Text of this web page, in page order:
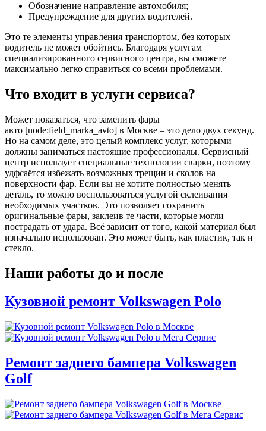
Обозначение направление автомобиля;
Предупреждение для других водителей.
Это те элементы управления транспортом, без которых
водитель не может обойтись. Благодаря услугам
специализированного сервисного центра, вы сможете
максимально легко справиться со всеми проблемами.
Что входит в услуги сервиса?
Может показаться, что заменить фары
авто [node:field_marka_avto] в Москве – это дело двух секунд.
Но на самом деле, это целый комплекс услуг, которыми
должны заниматься настоящие профессионалы. Сервисный
центр использует специальные технологии сварки, поэтому
удфсаётся избежать возможных трещин и сколов на
поверхности фар. Если вы не хотите полностью менять
деталь, то можно воспользоваться услугой склеивания
необходимых участков. Это позволяет сохранить
оригинальные фары, заклеив те части, которые могли
пострадать от удара. Всё зависит от того, какой материал был
изначально использован. Это может быть, как пластик, так и
стекло.
Наши работы до и после
Кузовной ремонт Volkswagen Polo
Ремонт заднего бампера Volkswagen
Golf